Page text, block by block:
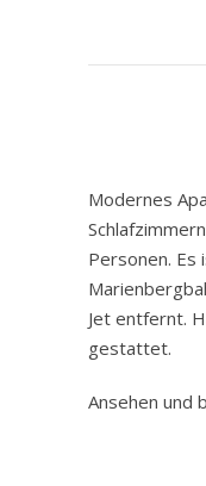
Modernes
Personen.
Jet entfernt.
gestattet.
Ansehen und